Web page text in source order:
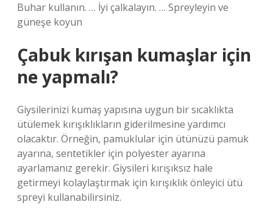
Buhar kullanın. … İyi çalkalayın. … Spreyleyin ve
güneşe koyun
Çabuk kırışan kumaşlar için
ne yapmalı?
Giysilerinizi kumaş yapısına uygun bir sıcaklıkta
ütülemek kırışıklıkların giderilmesine yardımcı
olacaktır. Örneğin, pamuklular için ütünüzü pamuk
ayarına, sentetikler için polyester ayarına
ayarlamanız gerekir. Giysileri kırışıksız hale
getirmeyi kolaylaştırmak için kırışıklık önleyici ütü
spreyi kullanabilirsiniz.